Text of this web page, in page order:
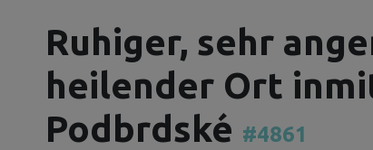
Ruhiger, sehr
heilender Ort
Podbrdské #4861